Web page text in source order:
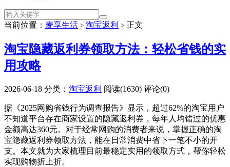
当前位置： 麦享生活 > 淘宝返利 > 正文
淘宝隐藏返利券领取方法：轻松省钱的实
用攻略
2026-06-18 分类： 淘宝返利 阅读(1630) 评论(0)
据《2025网购省钱行为调查报告》显示，超过62%的淘宝用户
不知道平台存在商家设置的隐藏返利券，每年人均错过的优惠
金额高达360元。对于经常网购的消费者来说，掌握正确的淘
宝隐藏返利券领取方法，能在日常消费中省下一笔不小的开
支。本文就为大家梳理目前最稳定实用的领取方式，帮你轻松
实现购物折上折。